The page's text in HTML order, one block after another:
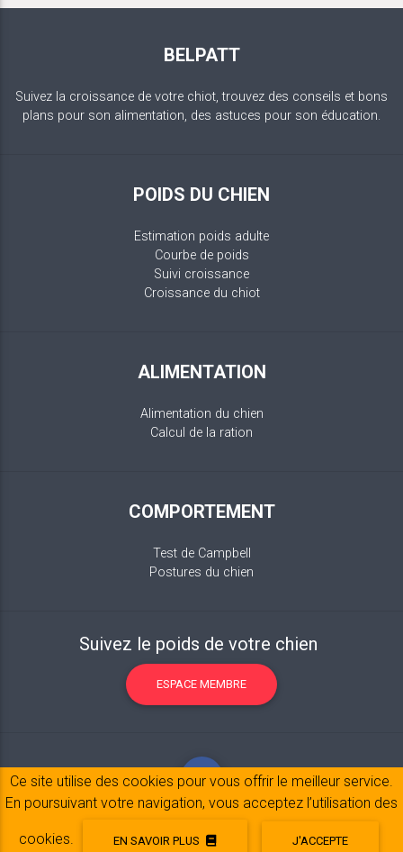
BELPATT
Suivez la croissance de votre chiot, trouvez des conseils et bons
plans pour son alimentation, des astuces pour son éducation.
POIDS DU CHIEN
Estimation poids adulte
Courbe de poids
Suivi croissance
Croissance du chiot
ALIMENTATION
Alimentation du chien
Calcul de la ration
COMPORTEMENT
Test de Campbell
Postures du chien
Suivez le poids de votre chien
ESPACE MEMBRE
Mentions légales© 2017-2020 Copyright:belpatt.fr
Ce site utilise des cookies pour vous offrir le meilleur service.
En poursuivant votre navigation, vous acceptez l’utilisation des
cookies. EN SAVOIR PLUS J'ACCEPTE